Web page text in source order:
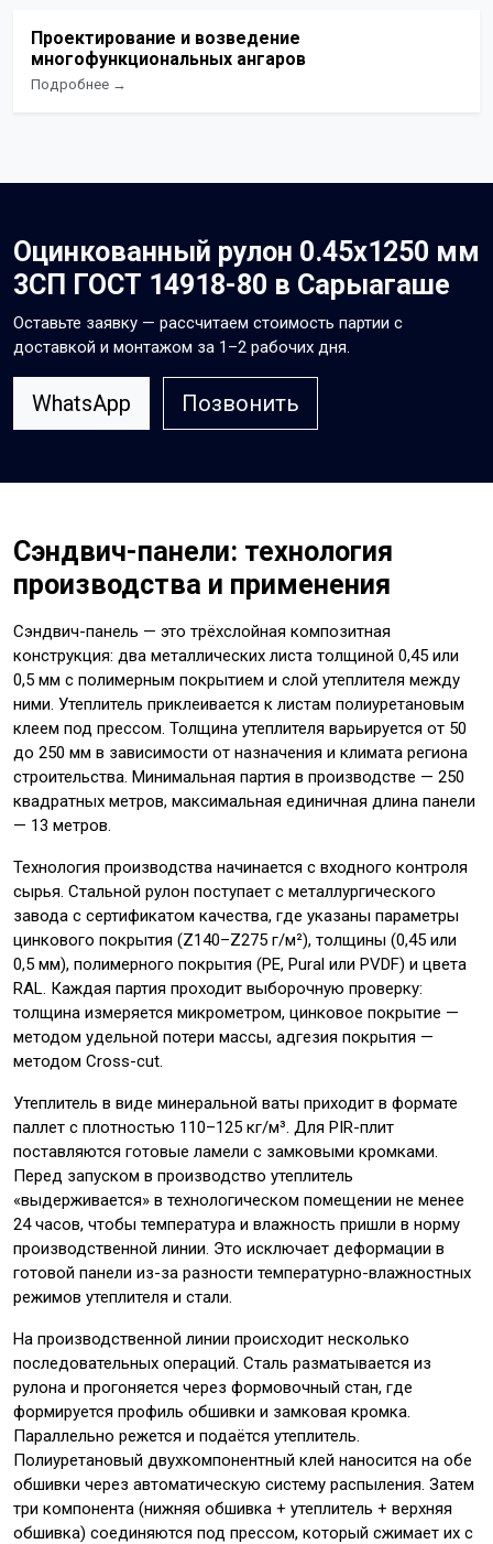
Проектирование и возведение
многофункциональных ангаров
Подробнее →
Оцинкованный рулон 0.45x1250 мм
3СП ГОСТ 14918-80 в Сарыагаше
Оставьте заявку — рассчитаем стоимость партии с
доставкой и монтажом за 1–2 рабочих дня.
WhatsApp Позвонить
Сэндвич-панели: технология
производства и применения
Сэндвич-панель — это трёхслойная композитная
конструкция: два металлических листа толщиной 0,45 или
0,5 мм с полимерным покрытием и слой утеплителя между
ними. Утеплитель приклеивается к листам полиуретановым
клеем под прессом. Толщина утеплителя варьируется от 50
до 250 мм в зависимости от назначения и климата региона
строительства. Минимальная партия в производстве — 250
квадратных метров, максимальная единичная длина панели
— 13 метров.
Технология производства начинается с входного контроля
сырья. Стальной рулон поступает с металлургического
завода с сертификатом качества, где указаны параметры
цинкового покрытия (Z140–Z275 г/м²), толщины (0,45 или
0,5 мм), полимерного покрытия (PE, Pural или PVDF) и цвета
RAL. Каждая партия проходит выборочную проверку:
толщина измеряется микрометром, цинковое покрытие —
методом удельной потери массы, адгезия покрытия —
методом Cross-cut.
Утеплитель в виде минеральной ваты приходит в формате
паллет с плотностью 110–125 кг/м³. Для PIR-плит
поставляются готовые ламели с замковыми кромками.
Перед запуском в производство утеплитель
«выдерживается» в технологическом помещении не менее
24 часов, чтобы температура и влажность пришли в норму
производственной линии. Это исключает деформации в
готовой панели из-за разности температурно-влажностных
режимов утеплителя и стали.
На производственной линии происходит несколько
последовательных операций. Сталь разматывается из
рулона и прогоняется через формовочный стан, где
формируется профиль обшивки и замковая кромка.
Параллельно режется и подаётся утеплитель.
Полиуретановый двухкомпонентный клей наносится на обе
обшивки через автоматическую систему распыления. Затем
три компонента (нижняя обшивка + утеплитель + верхняя
обшивка) соединяются под прессом, который сжимает их с